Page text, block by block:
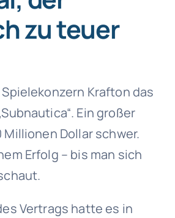
zu teuer
Krafton das
Ein großer
Millionen Dollar schwer.
Erfolg – bis man sich
Vertrags hatte es in